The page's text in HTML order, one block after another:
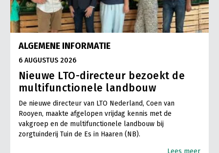
ALGEMENE INFORMATIE
6 AUGUSTUS 2026
Nieuwe LTO-directeur bezoekt de
multifunctionele landbouw
De nieuwe directeur van LTO Nederland, Coen van
Rooyen, maakte afgelopen vrijdag kennis met de
vakgroep en de multifunctionele landbouw bij
zorgtuinderij Tuin de Es in Haaren (NB).
Lees meer